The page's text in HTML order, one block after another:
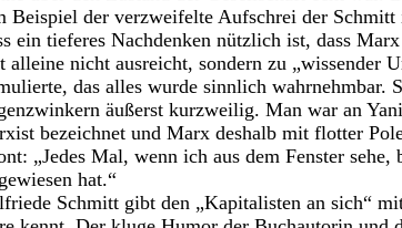
Beispiel der verzweifelte Aufschrei der
ein tieferes Nachdenken nützlich ist, dass
alleine nicht ausreicht, sondern zu „wissender
das alles wurde sinnlich wahrnehmbar.
äußerst kurzweilig. Man war an
bezeichnet und Marx deshalb mit flotter
„Jedes Mal, wenn ich aus dem Fenster
hat.“
Schmitt gibt den „Kapitalisten an sich“